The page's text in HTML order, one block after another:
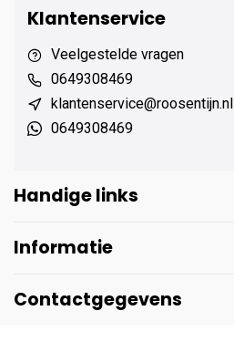
Klantenservice
Veelgestelde vragen
0649308469
klantenservice@roosentijn.nl
0649308469
Handige links
Informatie
Contactgegevens